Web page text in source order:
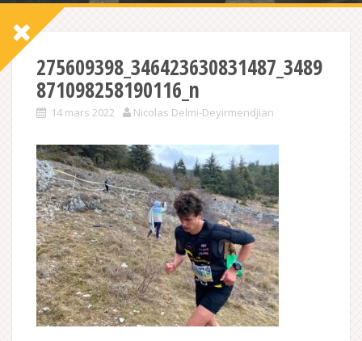
275609398_346423630831487_3489
871098258190116_n
14 mars 2022 Nicolas Delmi-Deyirmendjian